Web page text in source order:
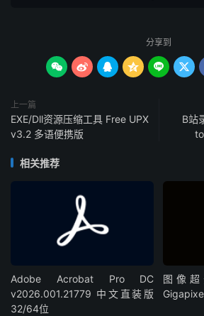
分享到
     
上一篇
EXE/Dll资源压缩工具 Free UPX
v3.2 多语便携版
B站
相关推荐
Adobe Acrobat Pro DC
v2026.001.21779 中文直装版
32/64位
图像